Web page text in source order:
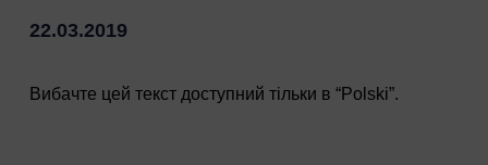
22.03.2019
Вибачте цей текст доступний тільки в “Polski”.